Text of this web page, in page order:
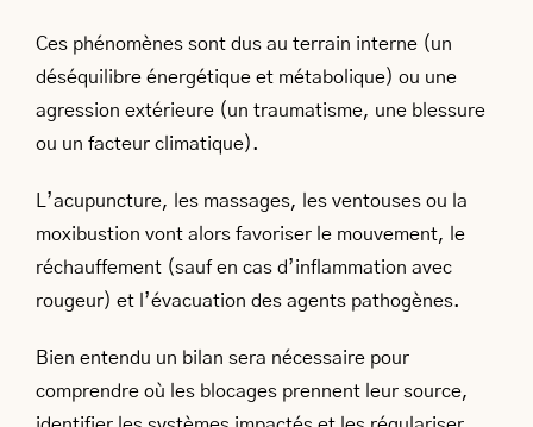
Ces phénomènes sont dus au terrain interne (un
déséquilibre énergétique et métabolique) ou une
agression extérieure (un traumatisme, une blessure
ou un facteur climatique).
L’acupuncture, les massages, les ventouses ou la
moxibustion vont alors favoriser le mouvement, le
réchauffement (sauf en cas d’inflammation avec
rougeur) et l’évacuation des agents pathogènes.
Bien entendu un bilan sera nécessaire pour
comprendre où les blocages prennent leur source,